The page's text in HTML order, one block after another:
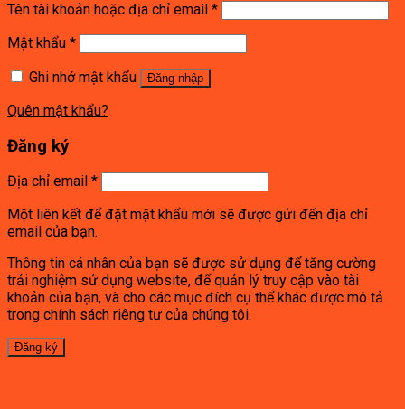
Tên tài khoản hoặc địa chỉ email *
Mật khẩu *
Ghi nhớ mật khẩu
Đăng nhập
Quên mật khẩu?
Đăng ký
Địa chỉ email *
Một liên kết để đặt mật khẩu mới sẽ được gửi đến địa chỉ
email của bạn.
Thông tin cá nhân của bạn sẽ được sử dụng để tăng cường
trải nghiệm sử dụng website, để quản lý truy cập vào tài
khoản của bạn, và cho các mục đích cụ thể khác được mô tả
trong chính sách riêng tư của chúng tôi.
Đăng ký